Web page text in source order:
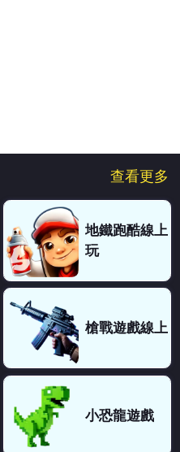
查看更多
地鐵跑酷線上
玩
槍戰遊戲線上
小恐龍遊戲